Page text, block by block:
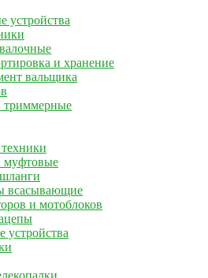
устройства
и хранение
вальщика
триммерные
муфтовые
всасывающие
и мотоблоков
устройства